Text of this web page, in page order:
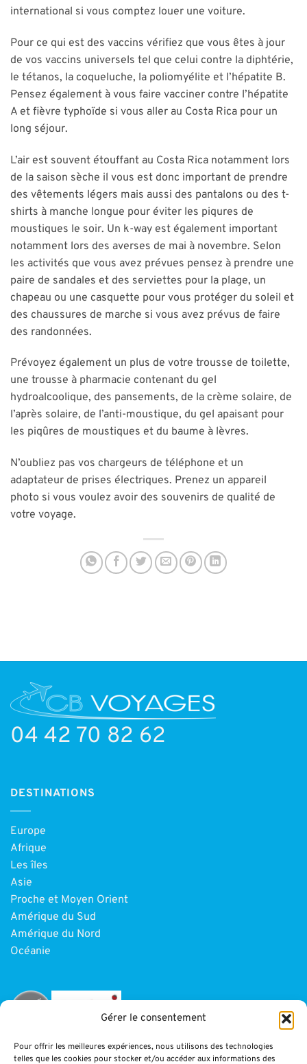
Gérer le consentement
Pour offrir les meilleures expériences, nous utilisons des technologies
telles que les cookies pour stocker et/ou accéder aux informations des
international si vous comptez louer une voiture.
Pour ce qui est des vaccins vérifiez que vous êtes à jour
de vos vaccins universels tel que celui contre la diphtérie,
le tétanos, la coqueluche, la poliomyélite et l’hépatite B.
Pensez également à vous faire vacciner contre l’hépatite
A et fièvre typhoïde si vous aller au Costa Rica pour un
long séjour.
L’air est souvent étouffant au Costa Rica notamment lors
de la saison sèche il vous est donc important de prendre
des vêtements légers mais aussi des pantalons ou des t-
shirts à manche longue pour éviter les piqures de
moustiques le soir. Un k-way est également important
notamment lors des averses de mai à novembre. Selon
les activités que vous avez prévues pensez à prendre une
paire de sandales et des serviettes pour la plage, un
chapeau ou une casquette pour vous protéger du soleil et
des chaussures de marche si vous avez prévus de faire
des randonnées.
Prévoyez également un plus de votre trousse de toilette,
une trousse à pharmacie contenant du gel
hydroalcoolique, des pansements, de la crème solaire, de
l’après solaire, de l’anti-moustique, du gel apaisant pour
les piqûres de moustiques et du baume à lèvres.
N’oubliez pas vos chargeurs de téléphone et un
adaptateur de prises électriques. Prenez un appareil
photo si vous voulez avoir des souvenirs de qualité de
votre voyage.
04 42 70 82 62
DESTINATIONS
Europe
Afrique
Les îles
Asie
Proche et Moyen Orient
Amérique du Sud
Amérique du Nord
Océanie